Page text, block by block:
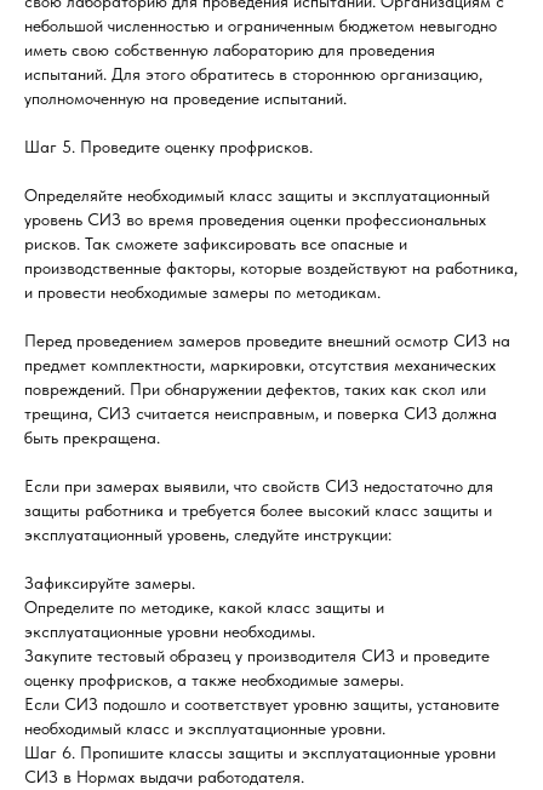
небольшой численностью и ограниченным бюджетом невыгодно
иметь свою собственную лабораторию для проведения
испытаний. Для этого обратитесь в стороннюю организацию,
уполномоченную на проведение испытаний.
Шаг 5. Проведите оценку профрисков.
Определяйте необходимый класс защиты и эксплуатационный
уровень СИЗ во время проведения оценки профессиональных
рисков. Так сможете зафиксировать все опасные и
производственные факторы, которые воздействуют на работника,
и провести необходимые замеры по методикам.
Перед проведением замеров проведите внешний осмотр СИЗ на
предмет комплектности, маркировки, отсутствия механических
повреждений. При обнаружении дефектов, таких как скол или
трещина, СИЗ считается неисправным, и поверка СИЗ должна
быть прекращена.
Если при замерах выявили, что свойств СИЗ недостаточно для
защиты работника и требуется более высокий класс защиты и
эксплуатационный уровень, следуйте инструкции:
Зафиксируйте замеры.
Определите по методике, какой класс защиты и
эксплуатационные уровни необходимы.
Закупите тестовый образец у производителя СИЗ и проведите
оценку профрисков, а также необходимые замеры.
Если СИЗ подошло и соответствует уровню защиты, установите
необходимый класс и эксплуатационные уровни.
Шаг 6. Пропишите классы защиты и эксплуатационные уровни
СИЗ в Нормах выдачи работодателя.